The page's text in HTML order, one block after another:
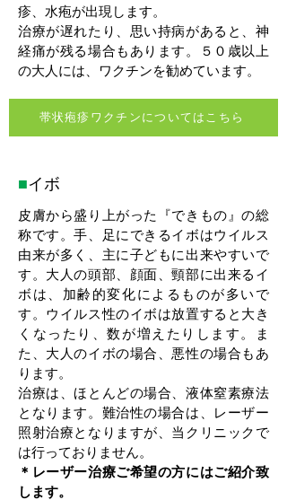
疹、水疱が出現します。
治療が遅れたり、思い持病があると、神
経痛が残る場合もあります。５０歳以上
の大人には、ワクチンを勧めています。
帯状疱疹ワクチンについてはこちら
■イボ
皮膚から盛り上がった『できもの』の総
称です。手、足にできるイボはウイルス
由来が多く、主に子どもに出来やすいで
す。大人の頭部、顔面、頸部に出来るイ
ボは、加齢的変化によるものが多いで
す。ウイルス性のイボは放置すると大き
くなったり、数が増えたりします。ま
た、大人のイボの場合、悪性の場合もあ
ります。
治療は、ほとんどの場合、液体窒素療法
となります。難治性の場合は、レーザー
照射治療となりますが、当クリニックで
は行っておりません。
＊レーザー治療ご希望の方にはご紹介致
します。